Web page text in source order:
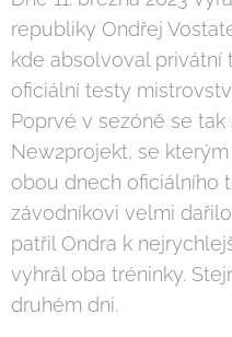
republiky Ondřej
kde absolvoval privátní
oficiální testy
Poprvé v sezóně se
New2projekt, se
obou dnech oficiálního
závodníkovi velmi
patřil Ondra k
vyhrál oba tréninky.
druhém dni.